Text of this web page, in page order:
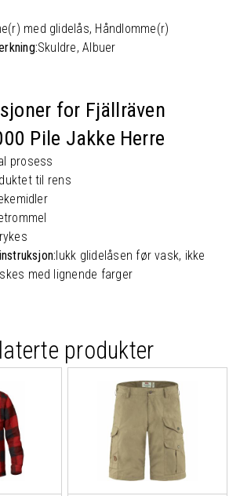
med glidelås, Håndlomme(r)
Skuldre, Albuer
for Fjällräven
Pile Jakke Herre
prosess
til rens
lukk glidelåsen før vask, ikke
med lignende farger
produkter